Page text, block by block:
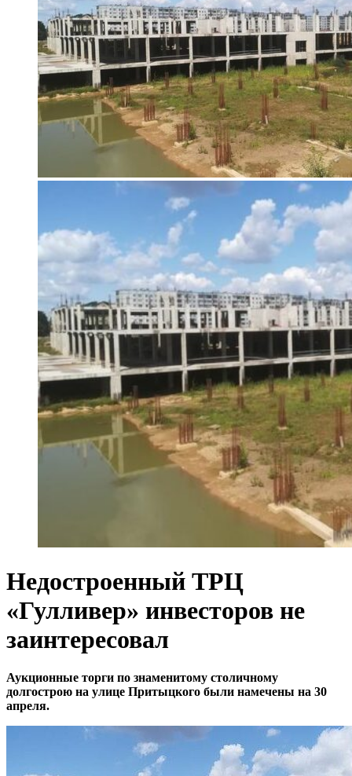
Недостроенный ТРЦ
«Гулливер» инвесторов не
заинтересовал
Аукционные торги по знаменитому столичному
долгострою на улице Притыцкого были намечены на 30
апреля.